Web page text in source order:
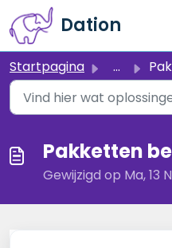
Doorgaan naar
Dation
Startpagina ...
Pakketten
Gewijzigd op Ma, 13